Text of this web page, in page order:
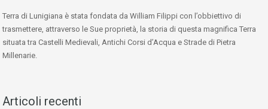
Terra di Lunigiana è stata fondata da William Filippi con l’obbiettivo di
trasmettere, attraverso le Sue proprietà, la storia di questa magnifica Terra
situata tra Castelli Medievali, Antichi Corsi d’Acqua e Strade di Pietra
Millenarie.
Articoli recenti